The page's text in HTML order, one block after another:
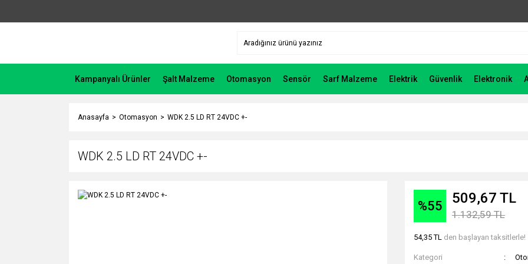
Kampanyalı Ürünler Şalt Malzeme Otomasyon Sensör Sarf Malzeme Elektrik Güvenlik Elektronik
Anasayfa Otomasyon WDK 2.5 LD RT 24VDC +-
WDK 2.5 LD RT 24VDC +-
%55 509,67 TL
1.132,59 TL
54,35 TL den başlayan taksitlerle!
Kategori